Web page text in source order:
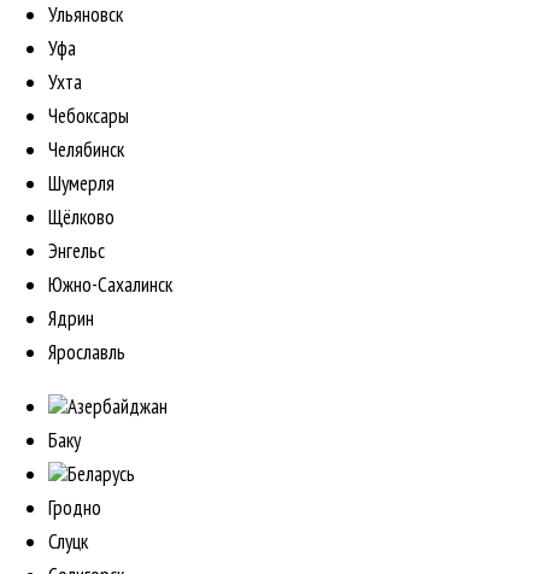
Ульяновск
Уфа
Ухта
Чебоксары
Челябинск
Шумерля
Щёлково
Энгельс
Южно-Сахалинск
Ядрин
Ярославль
Азербайджан
Баку
Беларусь
Гродно
Слуцк